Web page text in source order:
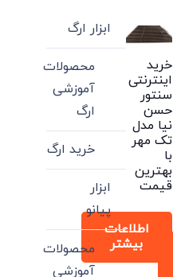
خرید
اینترنتی
سنتور
حسن
نیا مدل
تک مهر
با
بهترین
قیمت
اطلاعات
بیشتر
ابزار ارگ
محصولات
آموزشی
ارگ
خرید ارگ
ابزار
پیانو
محصولات
آموزشی